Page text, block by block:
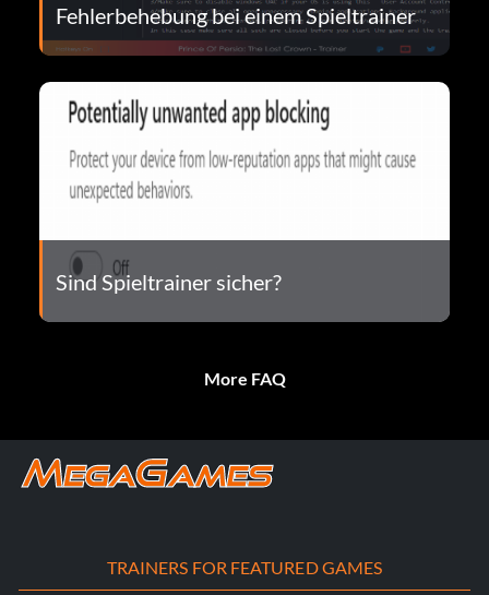
Fehlerbehebung bei einem Spieltrainer
Sind Spieltrainer sicher?
More FAQ
TRAINERS FOR FEATURED GAMES